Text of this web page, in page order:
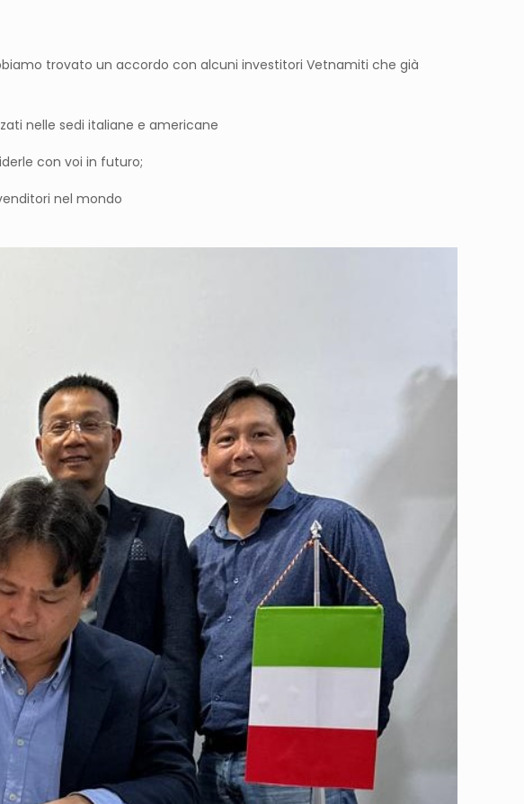
trovato un accordo con alcuni investitori Vetnamiti che già
nelle sedi italiane e americane
con voi in futuro;
nel mondo